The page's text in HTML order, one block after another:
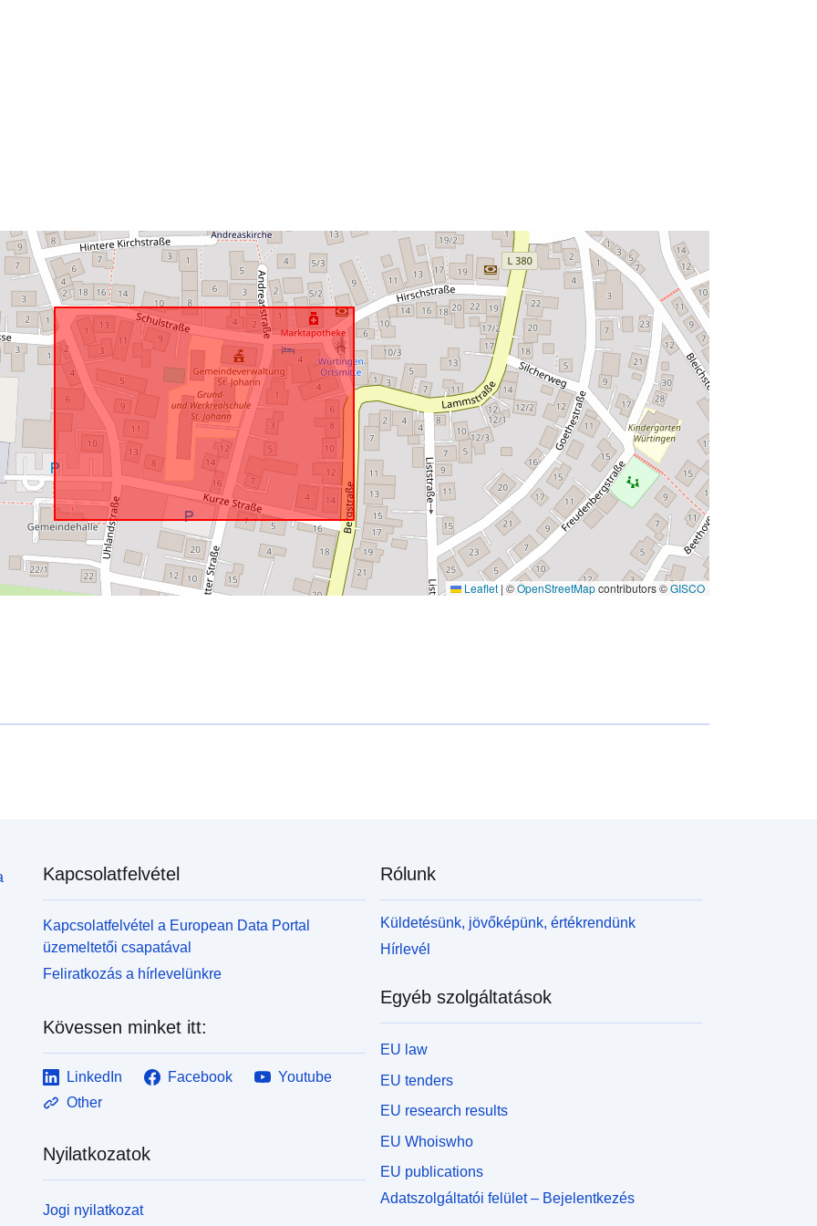
Leaflet | ©OpenStreetMapcontributors ©GISCO
Kapcsolatfelvétel
Kapcsolatfelvétel a European Data Portal
üzemeltetői csapatával
Feliratkozás a hírlevelünkre
Kövessen minket itt:
LinkedIn Facebook
Youtube
Other
Nyilatkozatok
Jogi nyilatkozat
Rólunk
Küldetésünk, jövőképünk, értékrendünk
Hírlevél
Egyéb szolgáltatások
EU law
EU tenders
EU research results
EU Whoiswho
EU publications
Adatszolgáltatói felület – Bejelentkezés